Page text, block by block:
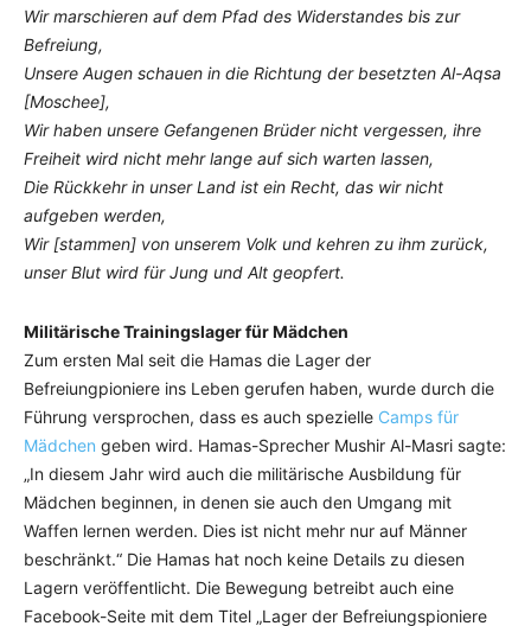
Wir marschieren auf dem Pfad des Widerstandes bis zur
Befreiung,
Unsere Augen schauen in die Richtung der besetzten Al-Aqsa
[Moschee],
Wir haben unsere Gefangenen Brüder nicht vergessen, ihre
Freiheit wird nicht mehr lange auf sich warten lassen,
Die Rückkehr in unser Land ist ein Recht, das wir nicht
aufgeben werden,
Wir [stammen] von unserem Volk und kehren zu ihm zurück,
unser Blut wird für Jung und Alt geopfert.
Militärische Trainingslager für Mädchen
Zum ersten Mal seit die Hamas die Lager der
Befreiungpioniere ins Leben gerufen haben, wurde durch die
Führung versprochen, dass es auch spezielle Camps für
Mädchen geben wird. Hamas-Sprecher Mushir Al-Masri sagte:
„In diesem Jahr wird auch die militärische Ausbildung für
Mädchen beginnen, in denen sie auch den Umgang mit
Waffen lernen werden. Dies ist nicht mehr nur auf Männer
beschränkt.“ Die Hamas hat noch keine Details zu diesen
Lagern veröffentlicht. Die Bewegung betreibt auch eine
Facebook-Seite mit dem Titel „Lager der Befreiungspioniere